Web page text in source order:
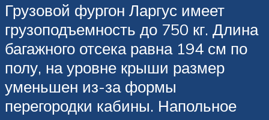
Грузовой фургон Ларгус имеет
грузоподъемность до 750 кг. Длина
багажного отсека равна 194 см по
полу, на уровне крыши размер
уменьшен из-за формы
перегородки кабины. Напольное